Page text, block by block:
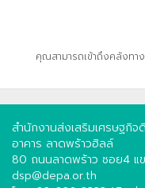
คุณสามารถเข้าถึงคลังทาง
สำนักงานส่งเสริมเศรษฐกิ
อาคาร ลาดพร้าวฮิลล์
80 ถนนลาดพร้าว ซอย4 แ
dsp@depa.or.th